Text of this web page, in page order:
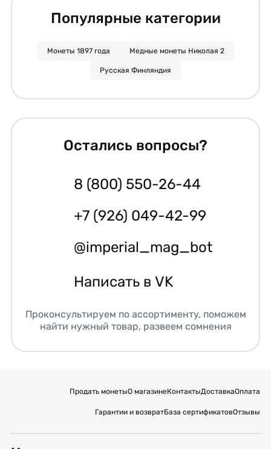
Популярные категории
Монеты 1897 года Медные монеты Николая 2
Русская Финляндия
Остались вопросы?
8 (800) 550-26-44
+7 (926) 049-42-99
@imperial_mag_bot
Написать в VK
Проконсультируем по ассортименту, поможем
найти нужный товар, развеем сомнения
Продать монетыО магазинеКонтактыДоставкаОплата
Гарантии и возвратБаза сертификатовОтзывы